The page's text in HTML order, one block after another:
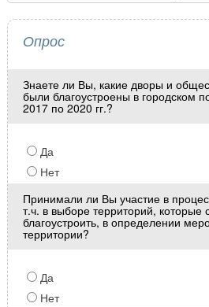
Опрос
Знаете ли Вы, какие дворы и
были благоустроены в городском
2017 по 2020 гг.?
Да
Нет
Принимали ли Вы участие в
т.ч. в выборе территорий, которые
благоустроить, в определении
территории?
Да
Нет